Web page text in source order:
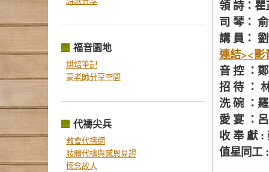
福音園地
烘焙筆記
高老師分享空間
代禱尖兵
教會代禱網
肢體代禱與感恩見證
懷念故人
領 詩：瞿
司 琴：
講 員：
連結><影
音 控 ：
招 待 ：
洗 碗 ：
愛 宴 ：
收 奉 獻 :
值星同工